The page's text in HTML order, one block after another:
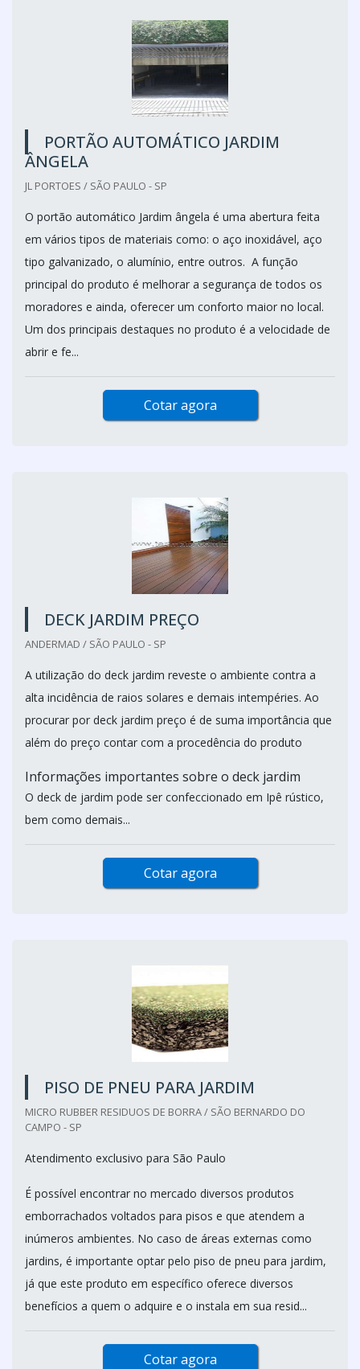
PORTÃO AUTOMÁTICO JARDIM
ÂNGELA
JL PORTOES / SÃO PAULO - SP
O portão automático Jardim ângela é uma abertura feita
em vários tipos de materiais como: o aço inoxidável, aço
tipo galvanizado, o alumínio, entre outros. A função
principal do produto é melhorar a segurança de todos os
moradores e ainda, oferecer um conforto maior no local.
Um dos principais destaques no produto é a velocidade de
abrir e fe...
Cotar agora
DECK JARDIM PREÇO
ANDERMAD / SÃO PAULO - SP
A utilização do deck jardim reveste o ambiente contra a
alta incidência de raios solares e demais intempéries. Ao
procurar por deck jardim preço é de suma importância que
além do preço contar com a procedência do produto
Informações importantes sobre o deck jardim
O deck de jardim pode ser confeccionado em Ipê rústico,
bem como demais...
Cotar agora
PISO DE PNEU PARA JARDIM
MICRO RUBBER RESIDUOS DE BORRA / SÃO BERNARDO DO
CAMPO - SP
Atendimento exclusivo para São Paulo
É possível encontrar no mercado diversos produtos
emborrachados voltados para pisos e que atendem a
inúmeros ambientes. No caso de áreas externas como
jardins, é importante optar pelo piso de pneu para jardim,
já que este produto em específico oferece diversos
benefícios a quem o adquire e o instala em sua resid...
Cotar agora